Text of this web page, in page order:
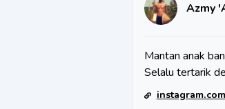
Azmy
Mantan anak
Selalu tertarik